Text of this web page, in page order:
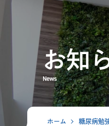
お知
News
ホーム 糖尿病勉